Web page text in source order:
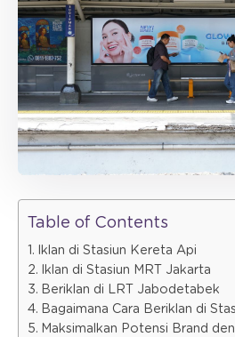
Table of Contents
Iklan di Stasiun Kereta Api
Iklan di Stasiun MRT Jakarta
Beriklan di LRT Jabodetabek
Bagaimana Cara Beriklan di
Maksimalkan Potensi Brand